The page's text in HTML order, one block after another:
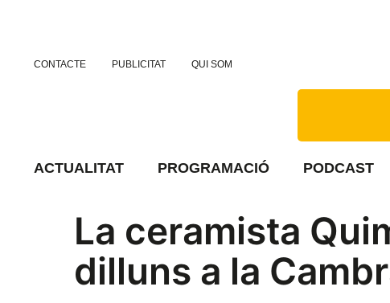
CONTACTE PUBLICITAT QUI SOM
ACTUALITAT PROGRAMACIÓ PODCAST
La ceramista
dilluns a la